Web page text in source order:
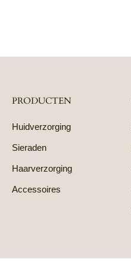
PRODUCTEN
Huidverzorging
Sieraden
Haarverzorging
Accessoires